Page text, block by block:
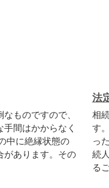
ものですので、
間はかからなく
中に絶縁状態の
があります。その
法
相
す
っ
続
る